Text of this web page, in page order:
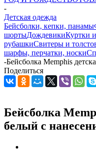
-
Детская одежда
Бейсболки, кепки, панамы
шортыДождевикиКуртки
рубашкиСвитеры и
шарфы, перчатки, носки
-Бейсболка Memphis
Поделиться
Бейсболка
белый с